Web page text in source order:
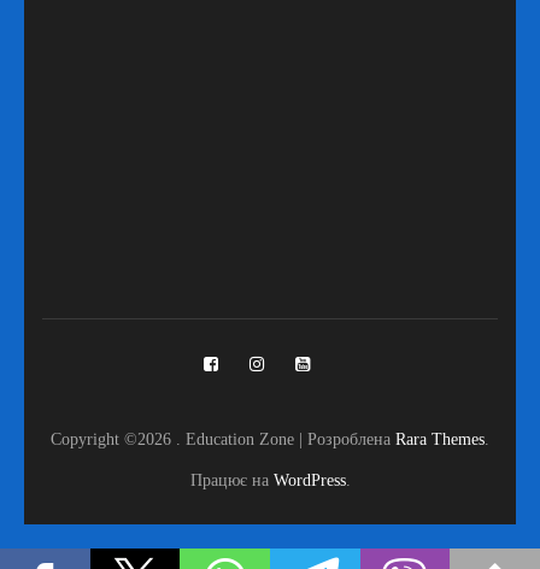
Copyright ©2026 Education Zone | Розроблена Rara Themes
Працює на WordPress.